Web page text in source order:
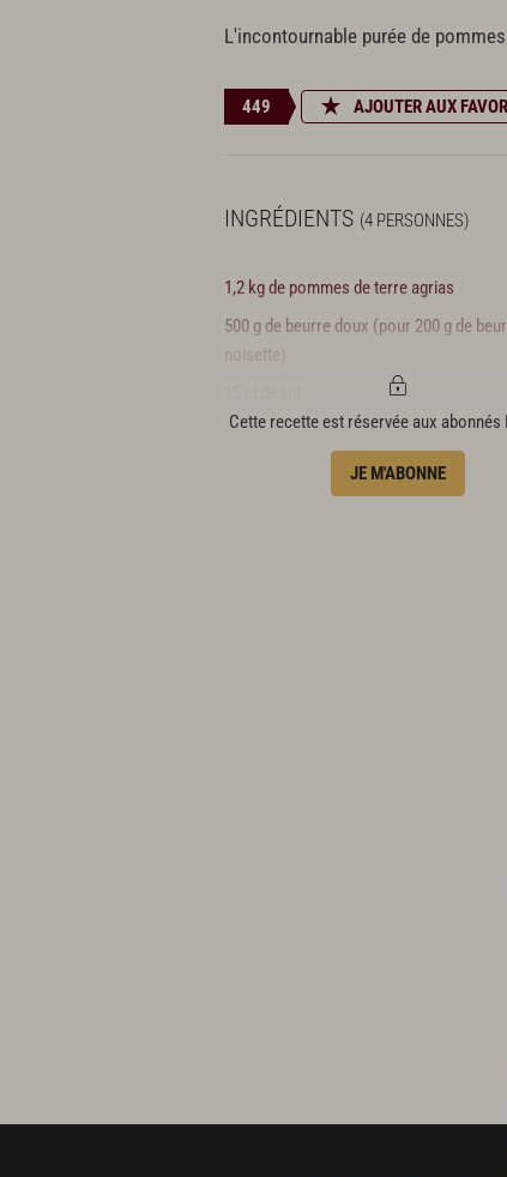
L'incontournable purée de
449 AJOUTER AUX
INGRÉDIENTS (4 PERSONNES)
1,2 kg de pommes de terre agrias
500 g de beurre doux (pour 200 g de
noisette)
10 g de sel fin
Cette recette est réservée aux abonnés
JE M'ABONNE